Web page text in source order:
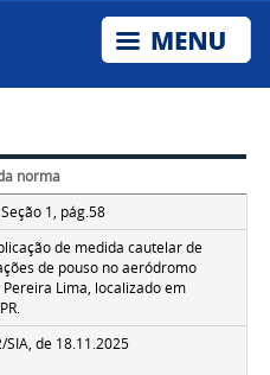
norma
1, pág.58
de medida cautelar de
de pouso no aeródromo
Lima, localizado em
SIA, de 18.11.2025